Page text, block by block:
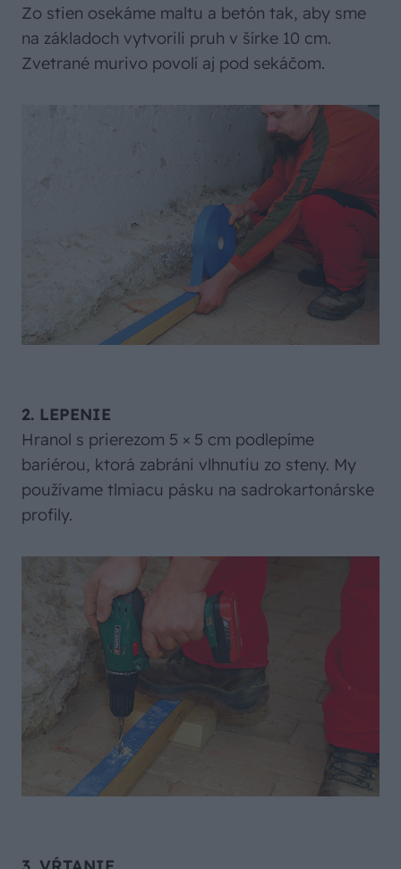
Zo stien osekáme maltu a betón tak, aby sme
na základoch vytvorili pruh v šírke 10 cm.
Zvetrané murivo povolí aj pod sekáčom.
2. LEPENIE
Hranol s prierezom 5 × 5 cm podlepíme
bariérou, ktorá zabráni vlhnutiu zo steny. My
používame tlmiacu pásku na sadrokartonárske
profily.